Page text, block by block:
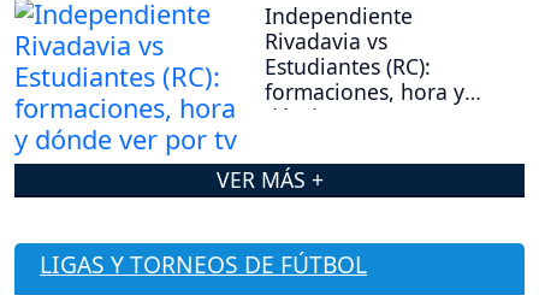
Independiente
Rivadavia vs
Estudiantes (RC):
formaciones, hora y
dónde ver por tv
VER MÁS +
LIGAS Y TORNEOS DE FÚTBOL